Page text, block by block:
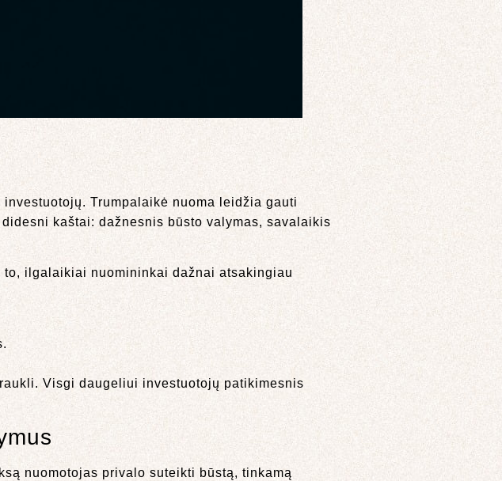
Trumpalaikė nuoma leidžia gauti
kaštai: dažnesnis būsto valymas, savalaikis
to, ilgalaikiai nuomininkai dažnai atsakingiau
Visgi daugeliui investuotojų patikimesnis
nuomotojas privalo suteikti būstą, tinkamą